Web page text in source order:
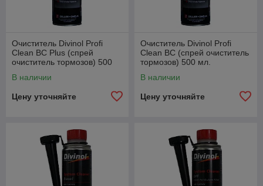
Очиститель Divinol Profi
Clean BC Plus (спрей
очиститель тормозов) 500
В наличии
Цену уточняйте
Очиститель Divinol Profi
Clean BC (спрей очиститель
тормозов) 500 мл.
В наличии
Цену уточняйте